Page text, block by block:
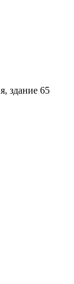
здание 65